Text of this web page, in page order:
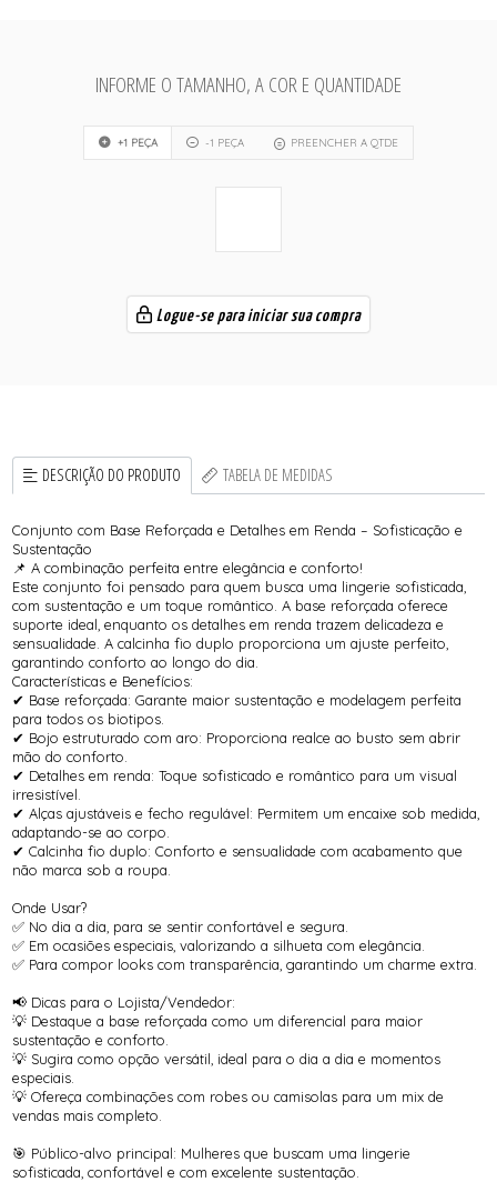
INFORME O TAMANHO, A COR E QUANTIDADE
+1 PEÇA -1 PEÇA PREENCHER A QTDE
Logue-se para iniciar sua compra
DESCRIÇÃO DO PRODUTO TABELA DE MEDIDAS
Conjunto com Base Reforçada e Detalhes em Renda – Sofisticação e
Sustentação
📌 A combinação perfeita entre elegância e conforto!
Este conjunto foi pensado para quem busca uma lingerie sofisticada,
com sustentação e um toque romântico. A base reforçada oferece
suporte ideal, enquanto os detalhes em renda trazem delicadeza e
sensualidade. A calcinha fio duplo proporciona um ajuste perfeito,
garantindo conforto ao longo do dia.
Características e Benefícios:
✔ Base reforçada: Garante maior sustentação e modelagem perfeita
para todos os biotipos.
✔ Bojo estruturado com aro: Proporciona realce ao busto sem abrir
mão do conforto.
✔ Detalhes em renda: Toque sofisticado e romântico para um visual
irresistível.
✔ Alças ajustáveis e fecho regulável: Permitem um encaixe sob medida,
adaptando-se ao corpo.
✔ Calcinha fio duplo: Conforto e sensualidade com acabamento que
não marca sob a roupa.
Onde Usar?
✅ No dia a dia, para se sentir confortável e segura.
✅ Em ocasiões especiais, valorizando a silhueta com elegância.
✅ Para compor looks com transparência, garantindo um charme extra.
📢 Dicas para o Lojista/Vendedor:
💡 Destaque a base reforçada como um diferencial para maior
sustentação e conforto.
💡 Sugira como opção versátil, ideal para o dia a dia e momentos
especiais.
💡 Ofereça combinações com robes ou camisolas para um mix de
vendas mais completo.
🎯 Público-alvo principal: Mulheres que buscam uma lingerie
sofisticada, confortável e com excelente sustentação.